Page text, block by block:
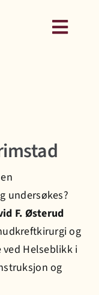
undersøkes?
F. Østerud
og
Helseblikk i
og